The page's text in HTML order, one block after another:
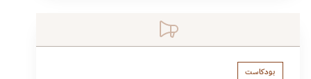
بودكاست